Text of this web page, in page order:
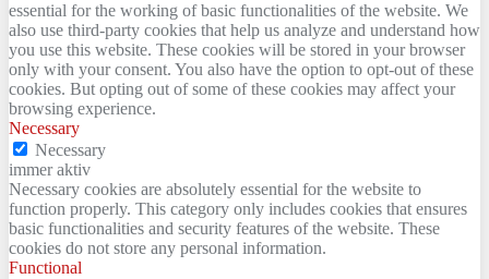
essential for the working of basic functionalities of the website. We
also use third-party cookies that help us analyze and understand how
you use this website. These cookies will be stored in your browser
only with your consent. You also have the option to opt-out of these
cookies. But opting out of some of these cookies may affect your
browsing experience.
Necessary
Necessary
immer aktiv
Necessary cookies are absolutely essential for the website to
function properly. This category only includes cookies that ensures
basic functionalities and security features of the website. These
cookies do not store any personal information.
Functional